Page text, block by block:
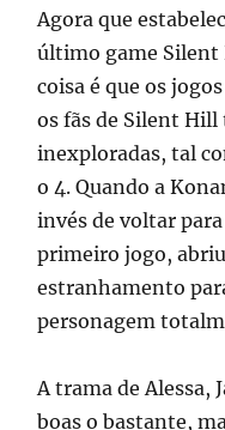
Agora que
último game Silent
coisa é que os
os fãs de Silent
inexploradas, tal
o 4. Quando a
invés de voltar
primeiro jogo,
estranhamento
personagem
A trama de Alessa,
boas o bastante,